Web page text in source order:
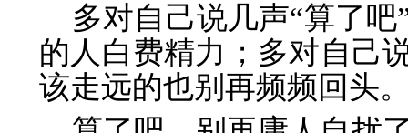
多对自己说几声“算了
的人白费精力；多对自己
该走远的也别再频频回头